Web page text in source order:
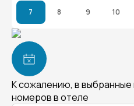
7 8 9 10
К сожалению, в
номеров в отеле